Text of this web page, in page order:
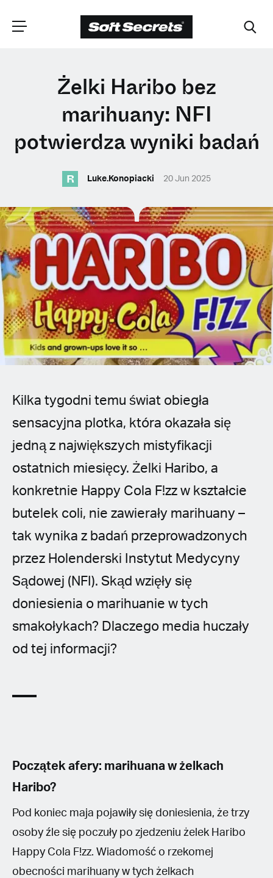
WYBIERZ
LOKALIZACJĘ
Dutch
English (United Kingdom)
English (United States)
Spanish (Spain)
Spanish (Latin America)
German
French
Czech
Polish
Żelki Haribo bez
marihuany: NFI
potwierdza wyniki badań
R Luke.Konopiacki 20 Jun 2025
Kilka tygodni temu świat obiegła
sensacyjna plotka, która okazała się
jedną z największych mistyfikacji
ostatnich miesięcy. Żelki Haribo, a
konkretnie Happy Cola F!zz w kształcie
butelek coli, nie zawierały marihuany –
tak wynika z badań przeprowadzonych
przez Holenderski Instytut Medycyny
Sądowej (NFI). Skąd wzięły się
doniesienia o marihuanie w tych
smakołykach? Dlaczego media huczały
od tej informacji?
Początek afery: marihuana w żelkach
Haribo?
Pod koniec maja pojawiły się doniesienia, że trzy
osoby źle się poczuły po zjedzeniu żelek Haribo
Happy Cola F!zz. Wiadomość o rzekomej
obecności marihuany w tych żelkach